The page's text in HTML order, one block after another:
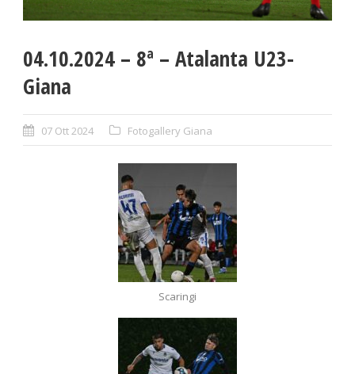
04.10.2024 – 8ª – Atalanta U23-
Giana
07 Ott 2024 Fotogallery Giana
Scaringi